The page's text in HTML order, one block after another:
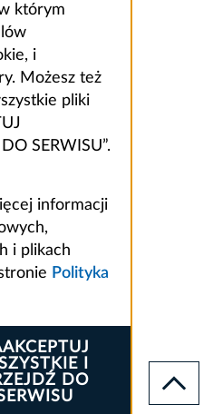
którym
i
Możesz też
pliki
SERWISU”.
informacji
i plikach
Polityka
I
DO